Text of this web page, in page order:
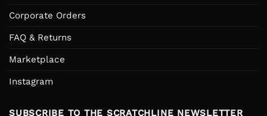
Corporate Orders
FAQ & Returns
Marketplace
Instagram
SUBSCRIBE TO THE SCRATCHLINE NEWSLETTER